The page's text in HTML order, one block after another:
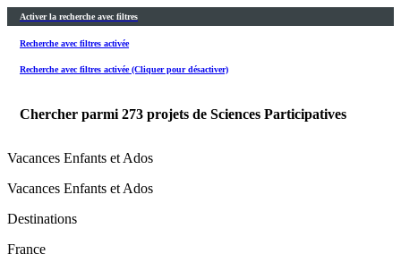
Activer la recherche avec filtres
Recherche avec filtres activée
Recherche avec filtres activée (Cliquer pour désactiver)
Chercher parmi 273 projets de Sciences Participatives
Vacances Enfants et Ados
Vacances Enfants et Ados
Destinations
France